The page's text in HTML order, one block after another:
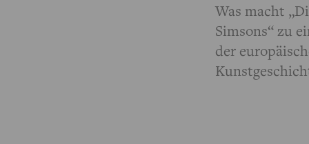
Was macht
Simsons“ zu
der